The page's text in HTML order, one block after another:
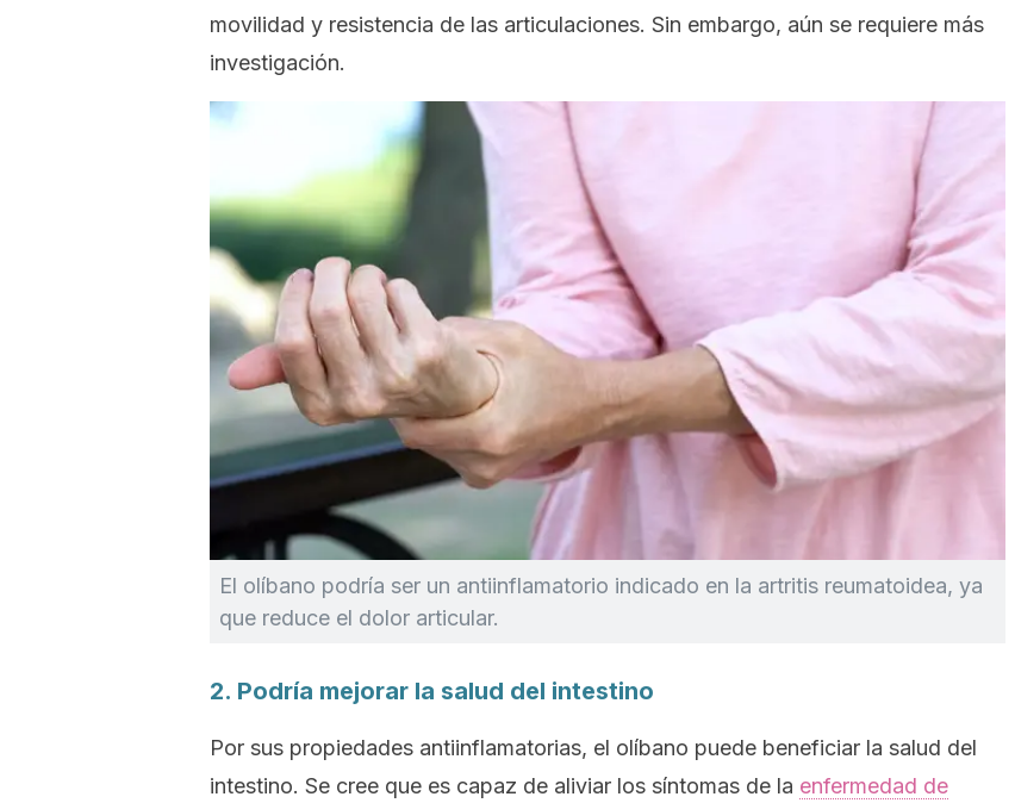
movilidad y resistencia de las articulaciones. Sin embargo, aún se requiere más
investigación.
El olíbano podría ser un antiinflamatorio indicado en la artritis reumatoidea, ya
que reduce el dolor articular.
2. Podría mejorar la salud del intestino
Por sus propiedades antiinflamatorias, el olíbano puede beneficiar la salud del
intestino. Se cree que es capaz de aliviar los síntomas de la enfermedad de